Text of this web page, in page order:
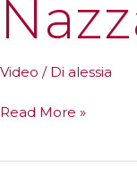
Video / Di alessia
Nazzano
Read More »